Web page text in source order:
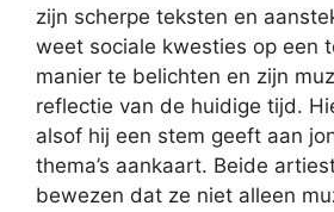
zijn scherpe teksten en
weet sociale kwesties op een
manier te belichten en zijn
reflectie van de huidige tijd.
alsof hij een stem geeft aan
thema’s aankaart. Beide
bewezen dat ze niet alleen